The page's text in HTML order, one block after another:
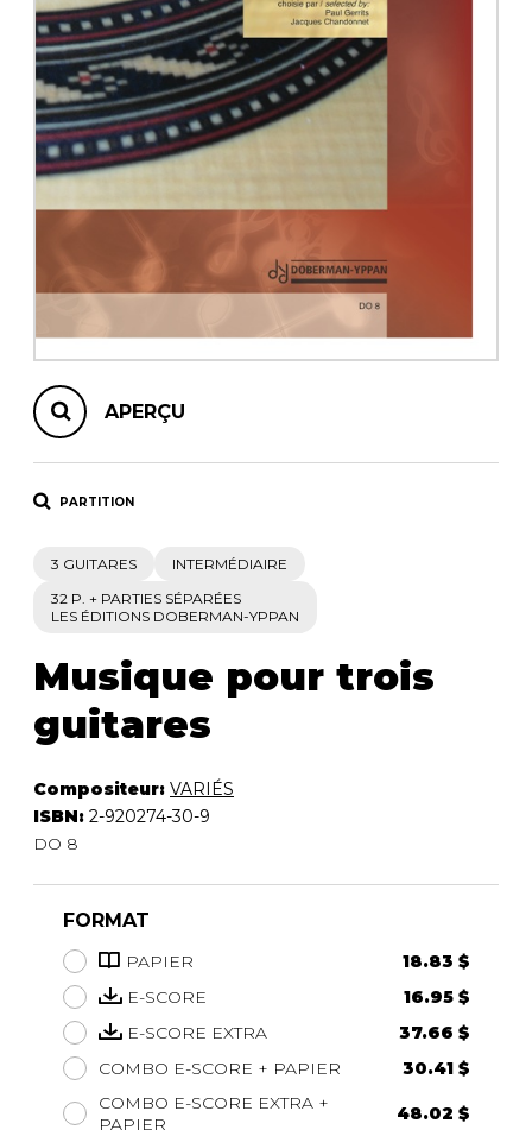
AUTRES PRODUITS
APERÇU
PARTITION
3 GUITARES
INTERMÉDIAIRE
32 P. + PARTIES SÉPARÉES
LES ÉDITIONS DOBERMAN-YPPAN
Musique pour trois
guitares
Compositeur: VARIÉS
ISBN: 2-920274-30-9
DO 8
FORMAT
PAPIER
18.83 $
E-SCORE
16.95 $
E-SCORE EXTRA
37.66 $
COMBO E-SCORE + PAPIER
30.41 $
COMBO E-SCORE EXTRA +
PAPIER
48.02 $